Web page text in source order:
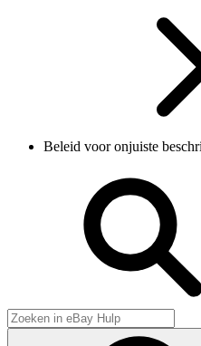
Beleid voor onjuiste